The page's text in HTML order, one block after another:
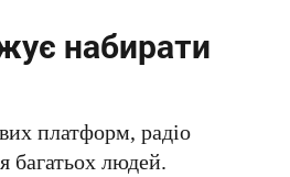
набирати
платформ, радіо
багатьох людей.